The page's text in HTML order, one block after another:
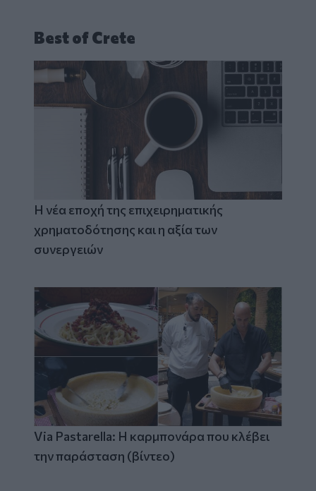
Best of Crete
Η νέα εποχή της επιχειρηματικής
χρηματοδότησης και η αξία των
συνεργειών
Via Pastarella: Η καρμπονάρα που κλέβει
την παράσταση (βίντεο)